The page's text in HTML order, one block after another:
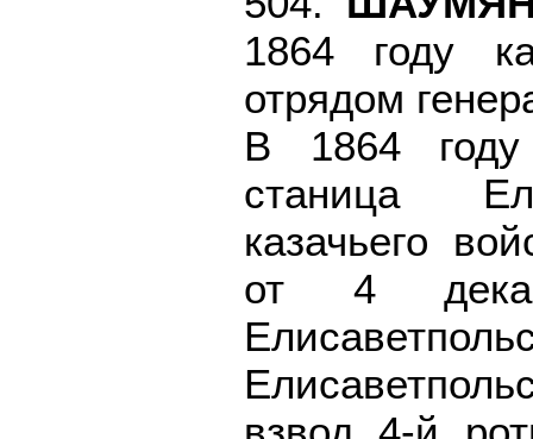
1864 году
отрядом
В 1864 году
станица
казачьего
от 4